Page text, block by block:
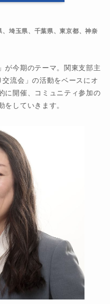
、埼玉県、千葉県、東京都、神奈
が今期のテーマ。関東支部主
流会」の活動をベースにオ
に開催、コミュニティ参加の
をしていきます。